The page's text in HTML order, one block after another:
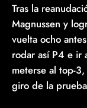
Tras la
Magnussen y
vuelta ocho
rodar así P4 e ir
meterse al top-
giro de la